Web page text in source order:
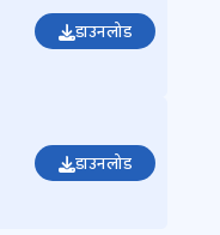
डाउनलोड
डाउनलोड